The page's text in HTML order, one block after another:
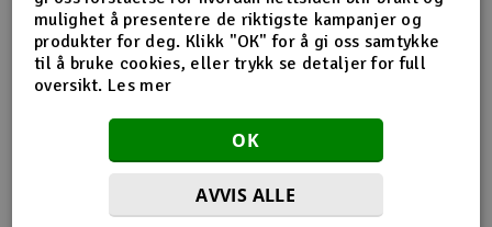
Produktinfo Tips en venn Anmeldelser
Produktinformasjon
Kabelband Spiral 1.6-13mm Natural 1m
mulighet å presentere de riktigste kampanjer og
produkter for deg. Klikk "OK" for å gi oss samtykke
til å bruke cookies, eller trykk se detaljer for full
oversikt. Les mer
OK
AVVIS ALLE